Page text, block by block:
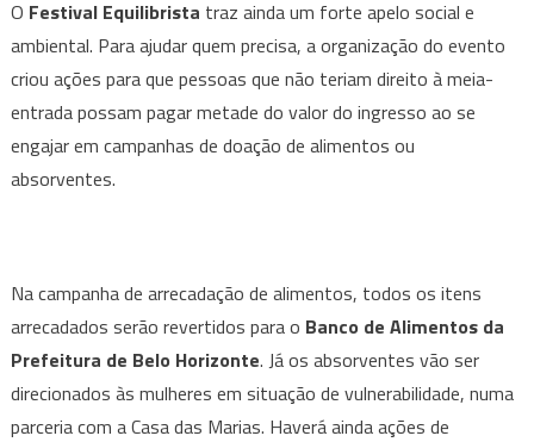
O Festival Equilibrista traz ainda um forte apelo social e
ambiental. Para ajudar quem precisa, a organização do evento
criou ações para que pessoas que não teriam direito à meia-
entrada possam pagar metade do valor do ingresso ao se
engajar em campanhas de doação de alimentos ou
absorventes.
Na campanha de arrecadação de alimentos, todos os itens
arrecadados serão revertidos para o Banco de Alimentos da
Prefeitura de Belo Horizonte. Já os absorventes vão ser
direcionados às mulheres em situação de vulnerabilidade, numa
parceria com a Casa das Marias. Haverá ainda ações de